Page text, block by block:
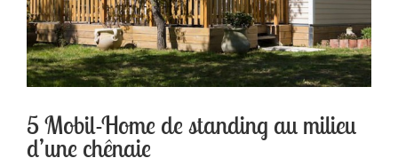
5 Mobil-Home de standing au milieu
d’une chênaie